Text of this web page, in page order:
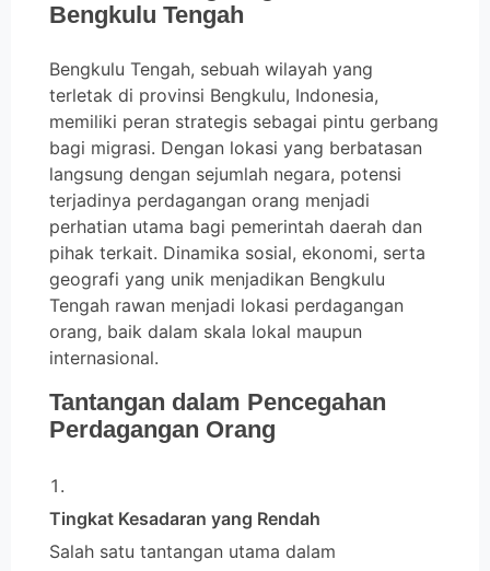
Bengkulu Tengah
Bengkulu Tengah, sebuah wilayah yang
terletak di provinsi Bengkulu, Indonesia,
memiliki peran strategis sebagai pintu gerbang
bagi migrasi. Dengan lokasi yang berbatasan
langsung dengan sejumlah negara, potensi
terjadinya perdagangan orang menjadi
perhatian utama bagi pemerintah daerah dan
pihak terkait. Dinamika sosial, ekonomi, serta
geografi yang unik menjadikan Bengkulu
Tengah rawan menjadi lokasi perdagangan
orang, baik dalam skala lokal maupun
internasional.
Tantangan dalam Pencegahan
Perdagangan Orang
Tingkat Kesadaran yang Rendah
Salah satu tantangan utama dalam